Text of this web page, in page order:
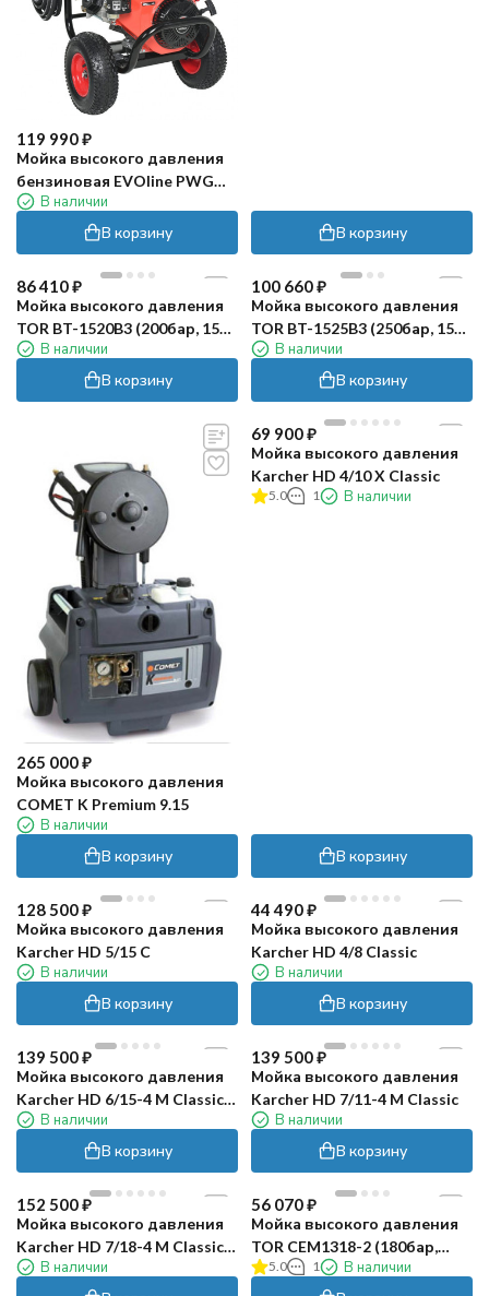
119 990₽
Мойка высокого давления
бензиновая EVOline PWG
3017 (250бар, 14л/мин)
В наличии
В корзину В корзину
86 410₽
Мойка высокого давления
TOR BT-1520B3 (200бар, 15л/
мин)В наличии
В корзину
100 660₽
Мойка высокого давления
TOR BT-1525B3 (250бар, 15л/
мин)В наличии
В корзину
265 000₽
Мойка высокого давления
COMET K Premium 9.15
В наличии
В корзину
69 900₽
Мойка высокого давления
Karcher HD 4/10 X Classic
5.0 1 В наличии
В корзину
128 500₽
Мойка высокого давления
Karcher HD 5/15 C
В наличии
В корзину
44 490₽
Мойка высокого давления
Karcher HD 4/8 Classic
В наличии
В корзину
139 500₽
Мойка высокого давления
Karcher HD 6/15-4 M Classic
*EUВ наличии
В корзину
139 500₽
Мойка высокого давления
Karcher HD 7/11-4 M Classic
В наличии
В корзину
152 500₽
Мойка высокого давления
Karcher HD 7/18-4 M Classic
*EUВ наличии
56 070₽
Мойка высокого давления
TOR CEM1318-2 (180бар,
13л/мин)
5.0 1 В наличии